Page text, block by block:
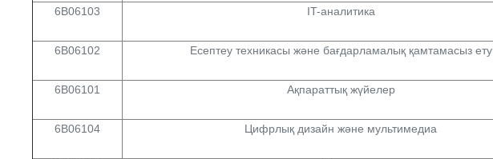
6B06103 IT-аналитика
6B06102 Есептеу техникасы және бағдарламалық қамтамасыз ету
6B06101 Ақпараттық жүйелер
6B06104 Цифрлық дизайн және мультимедиа